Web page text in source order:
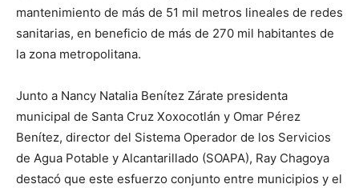
mantenimiento de más de 51 mil metros lineales de redes
sanitarias, en beneficio de más de 270 mil habitantes de
la zona metropolitana.
Junto a Nancy Natalia Benítez Zárate presidenta
municipal de Santa Cruz Xoxocotlán y Omar Pérez
Benítez, director del Sistema Operador de los Servicios
de Agua Potable y Alcantarillado (SOAPA), Ray Chagoya
destacó que este esfuerzo conjunto entre municipios y el